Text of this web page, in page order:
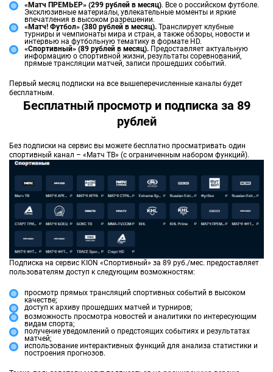
«Матч ПРЕМЬЕР» (299 рублей в месяц). Все о российском футболе.
Эксклюзивные материалы, увлекательные моменты и яркие
впечатления в высоком разрешении.
«Матч! Футбол» (380 рублей в месяц). Транслирует клубные
турниры и чемпионаты мира и стран, а также обзоры, новости и
интервью на футбольную тематику в формате HD.
«Спортивный» (89 рублей в месяц). Предоставляет актуальную
информацию о спортивной жизни, результаты соревнований,
прямые трансляции матчей, записи прошедших событий.
Первый месяц подписки на все вышеперечисленные каналы будет
бесплатным.
Бесплатный просмотр и подписка за 89
рублей
Без подписки на сервис вы можете бесплатно просматривать один
спортивный канал – «Матч ТВ» (с ограниченным набором функций).
Подписка на сервис KION «Спортивный» за 89 руб./мес. предоставляет
пользователям доступ к следующим возможностям:
просмотр прямых трансляций спортивных событий в высоком
качестве;
доступ к архиву прошедших матчей и турниров;
возможность просмотра новостей и аналитики по интересующим
видам спорта;
получение уведомлений о предстоящих событиях и результатах
матчей;
использование интерактивных функций для анализа статистики и
построения прогнозов.